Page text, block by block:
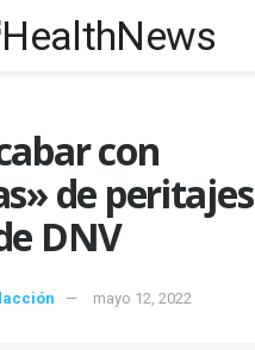
con
de peritajes
DNV
mayo 12, 2022